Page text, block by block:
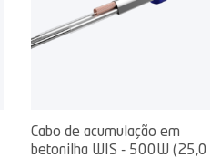
Cabo de acumulação em
betonilha WIS - 500W (25,0